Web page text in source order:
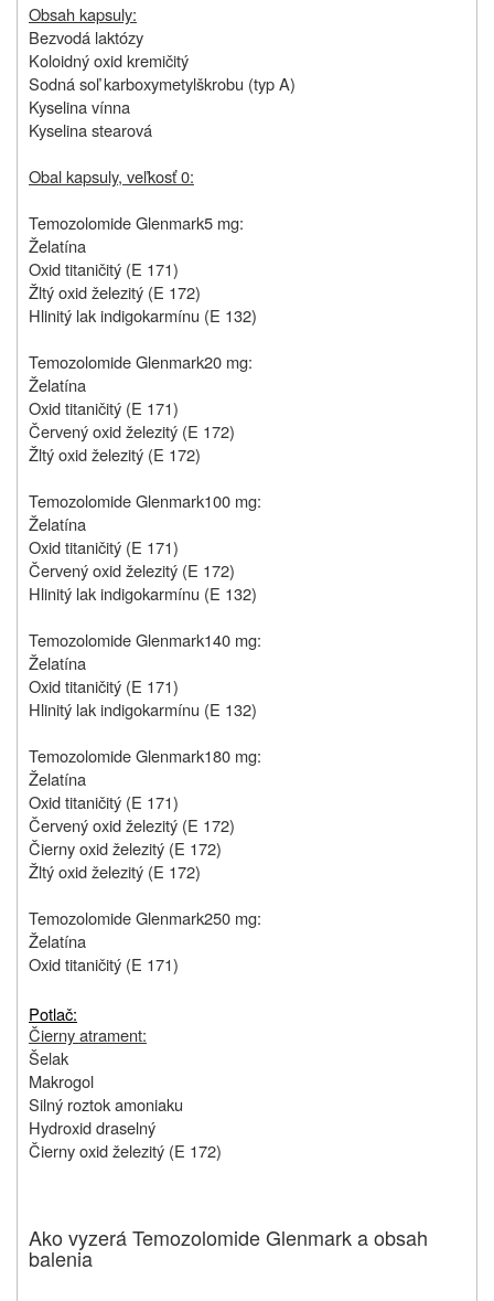
Obsah kapsuly:
Bezvodá laktózy
Koloidný oxid kremičitý
Sodná soľ karboxymetylškrobu (typ A)
Kyselina vínna
Kyselina stearová
Obal kapsuly, veľkosť 0:
Temozolomide Glenmark5 mg:
Želatína
Oxid titaničitý (E 171)
Žltý oxid železitý (E 172)
Hlinitý lak indigokarmínu (E 132)
Temozolomide Glenmark20 mg:
Želatína
Oxid titaničitý (E 171)
Červený oxid železitý (E 172)
Žltý oxid železitý (E 172)
Temozolomide Glenmark100 mg:
Želatína
Oxid titaničitý (E 171)
Červený oxid železitý (E 172)
Hlinitý lak indigokarmínu (E 132)
Temozolomide Glenmark140 mg:
Želatína
Oxid titaničitý (E 171)
Hlinitý lak indigokarmínu (E 132)
Temozolomide Glenmark180 mg:
Želatína
Oxid titaničitý (E 171)
Červený oxid železitý (E 172)
Čierny oxid železitý (E 172)
Žltý oxid železitý (E 172)
Temozolomide Glenmark250 mg:
Želatína
Oxid titaničitý (E 171)
Potlač:
Čierny atrament:
Šelak
Makrogol
Silný roztok amoniaku
Hydroxid draselný
Čierny oxid železitý (E 172)
Ako vyzerá Temozolomide Glenmark a obsah
balenia